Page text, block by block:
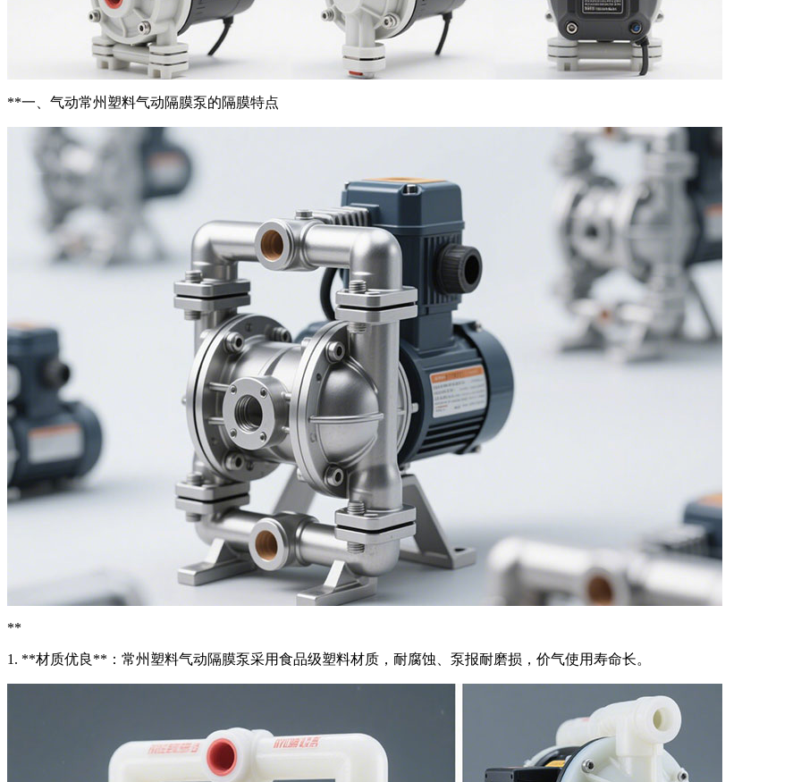
**一、气动常州塑料气动隔膜泵的隔膜特点
**
1. **材质优良**：常州塑料气动隔膜泵采用食品级塑料材质，耐腐蚀、泵报耐磨损，价气使用寿命长。